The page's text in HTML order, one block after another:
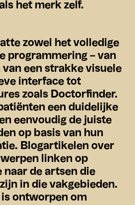
het merk zelf.
zowel het volledige
programmering – van
een strakke visuele
interface tot
zoals Doctorfinder.
een duidelijke
eenvoudig de juiste
op basis van hun
Blogartikelen over
linken op
de artsen die
in die vakgebieden.
is ontworpen om